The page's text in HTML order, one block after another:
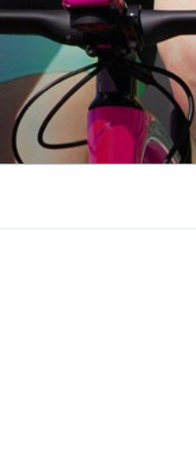
Ga
naar
inhoud